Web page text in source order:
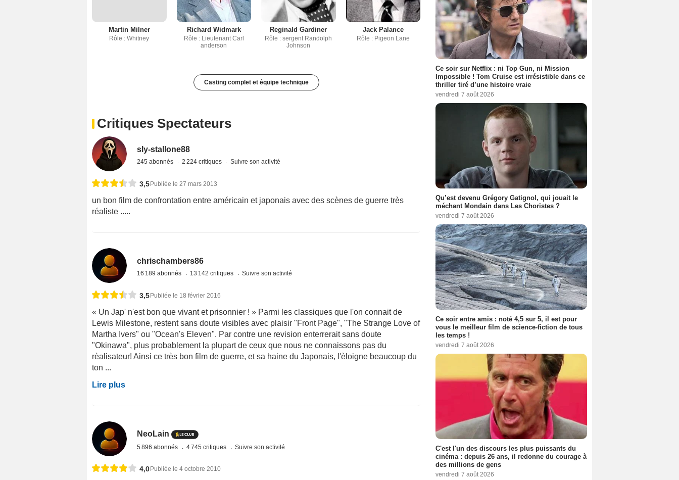
Martin Milner
Rôle : Whitney
Richard Widmark
Rôle : Lieutenant Carl
anderson
Reginald Gardiner
Rôle : sergent Randolph
Johnson
Jack Palance
Rôle : Pigeon Lane
Casting complet et équipe technique
Critiques Spectateurs
sly-stallone88
245 abonnés 2 224 critiques Suivre son activité
3,5Publiée le 27 mars 2013
un bon film de confrontation entre américain et japonais avec des scènes de guerre très
réaliste .....
chrischambers86
16 189 abonnés 13 142 critiques Suivre son activité
3,5 Publiée le 18 février 2016
« Un Jap' n'est bon que vivant et prisonnier ! » Parmi les classiques que l'on connait de
Lewis Milestone, restent sans doute visibles avec plaisir "Front Page", "The Strange Love of
Martha Ivers" ou "Ocean's Eleven". Par contre une revision enterrerait sans doute
"Okinawa", plus probablement la plupart de ceux que nous ne connaissons pas du
rèalisateur! Ainsi ce très bon film de guerre, et sa haine du Japonais, l'èloigne beaucoup du
ton ...
Lire plus
NeoLain
5 896 abonnés 4 745 critiques Suivre son activité
4,0 Publiée le 4 octobre 2010
Ce soir sur Netflix : ni Top Gun, ni Mission
Impossible ! Tom Cruise est irrésistible dans ce
thriller tiré d’une histoire vraie
vendredi 7 août 2026
Qu’est devenu Grégory Gatignol, qui jouait le
méchant Mondain dans Les Choristes ?
vendredi 7 août 2026
Ce soir entre amis : noté 4,5 sur 5, il est pour
vous le meilleur film de science-fiction de tous
les temps !
vendredi 7 août 2026
C'est l'un des discours les plus puissants du
cinéma : depuis 26 ans, il redonne du courage à
des millions de gens
vendredi 7 août 2026